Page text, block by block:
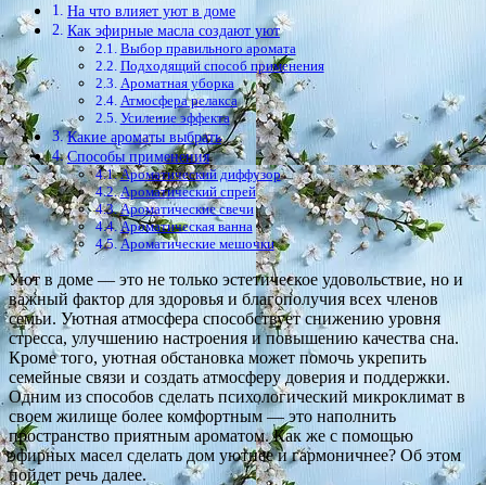
На что влияет уют в доме
Как эфирные масла создают уют
Выбор правильного аромата
Подходящий способ применения
Ароматная уборка
Атмосфера релакса
Усиление эффекта
Какие ароматы выбрать
Способы применения
Ароматический диффузор
Ароматический спрей
Ароматические свечи
Ароматическая ванна
Ароматические мешочки
Уют в доме — это не только эстетическое удовольствие, но и
важный фактор для здоровья и благополучия всех членов
семьи. Уютная атмосфера способствует снижению уровня
стресса, улучшению настроения и повышению качества сна.
Кроме того, уютная обстановка может помочь укрепить
семейные связи и создать атмосферу доверия и поддержки.
Одним из способов сделать психологический микроклимат в
своем жилище более комфортным — это наполнить
пространство приятным ароматом. Как же с помощью
эфирных масел сделать дом уютнее и гармоничнее? Об этом
пойдет речь далее.